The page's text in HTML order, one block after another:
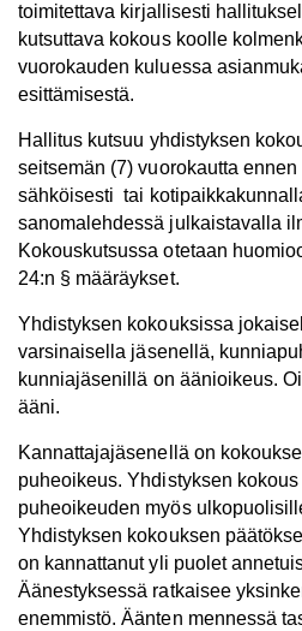
toimitettava kirjallisesti
kutsuttava kokous koolle
vuorokauden kuluessa
esittämisestä.
Hallitus kutsuu yhdistyksen
seitsemän (7) vuorokautta
sähköisesti tai
sanomalehdessä julkaistavalla
Kokouskutsussa otetaan
24:n § määräykset.
Yhdistyksen kokouksissa
varsinaisella jäsenellä,
kunniajäsenillä on äänioikeus.
ääni.
Kannattajajäsenellä on
puheoikeus. Yhdistyksen
puheoikeuden myös
Yhdistyksen kokouksen
on kannattanut yli puolet
Äänestyksessä ratkaisee
enemmistö. Äänten mennessä